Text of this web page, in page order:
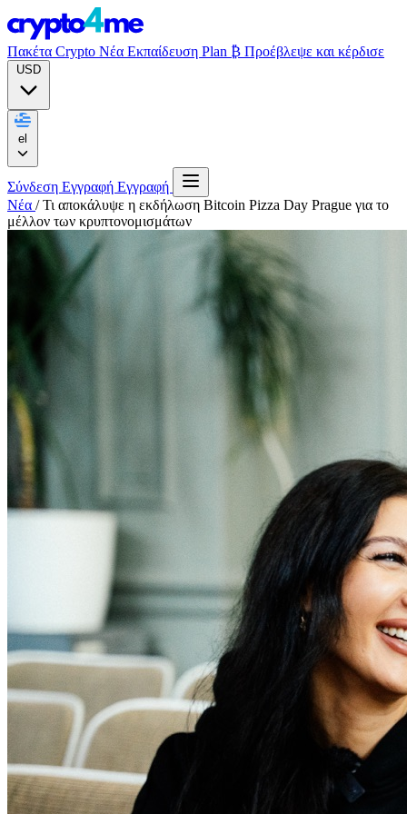
Πακέτα Crypto Νέα Εκπαίδευση Plan ₿ Προέβλεψε και κέρδισε
Σύνδεση Εγγραφή Εγγραφή
Νέα / Τι αποκάλυψε η εκδήλωση Bitcoin Pizza Day Prague για το
μέλλον των κρυπτονομισμάτων